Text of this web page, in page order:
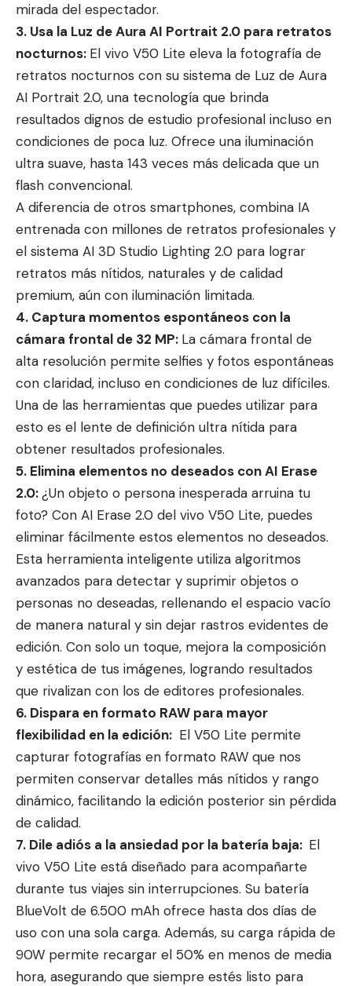
mirada del espectador.
3. Usa la Luz de Aura AI Portrait 2.0 para retratos
nocturnos: El vivo V50 Lite eleva la fotografía de
retratos nocturnos con su sistema de Luz de Aura
AI Portrait 2.0, una tecnología que brinda
resultados dignos de estudio profesional incluso en
condiciones de poca luz. Ofrece una iluminación
ultra suave, hasta 143 veces más delicada que un
flash convencional.
A diferencia de otros smartphones, combina IA
entrenada con millones de retratos profesionales y
el sistema AI 3D Studio Lighting 2.0 para lograr
retratos más nítidos, naturales y de calidad
premium, aún con iluminación limitada.
4. Captura momentos espontáneos con la
cámara frontal de 32 MP: La cámara frontal de
alta resolución permite selfies y fotos espontáneas
con claridad, incluso en condiciones de luz difíciles.
Una de las herramientas que puedes utilizar para
esto es el lente de definición ultra nítida para
obtener resultados profesionales.
5. Elimina elementos no deseados con AI Erase
2.0:¿Un objeto o persona inesperada arruina tu
foto? Con AI Erase 2.0 del vivo V50 Lite, puedes
eliminar fácilmente estos elementos no deseados.
Esta herramienta inteligente utiliza algoritmos
avanzados para detectar y suprimir objetos o
personas no deseadas, rellenando el espacio vacío
de manera natural y sin dejar rastros evidentes de
edición. Con solo un toque, mejora la composición
y estética de tus imágenes, logrando resultados
que rivalizan con los de editores profesionales.
6. Dispara en formato RAW para mayor
flexibilidad en la edición: El V50 Lite permite
capturar fotografías en formato RAW que nos
permiten conservar detalles más nítidos y rango
dinámico, facilitando la edición posterior sin pérdida
de calidad.
7. Dile adiós a la ansiedad por la batería baja: El
vivo V50 Lite está diseñado para acompañarte
durante tus viajes sin interrupciones. Su batería
BlueVolt de 6.500 mAh ofrece hasta dos días de
uso con una sola carga. Además, su carga rápida de
90W permite recargar el 50% en menos de media
hora, asegurando que siempre estés listo para